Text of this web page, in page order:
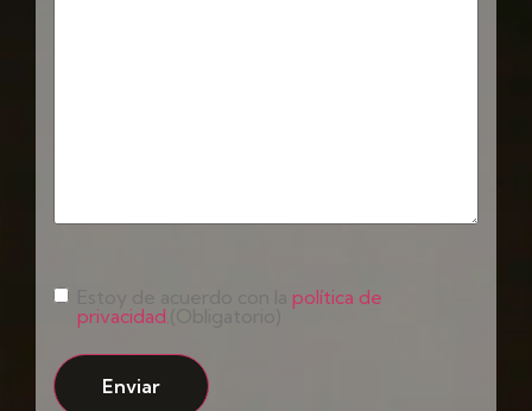
Consentimiento (Obligatorio)política de
privacidad.